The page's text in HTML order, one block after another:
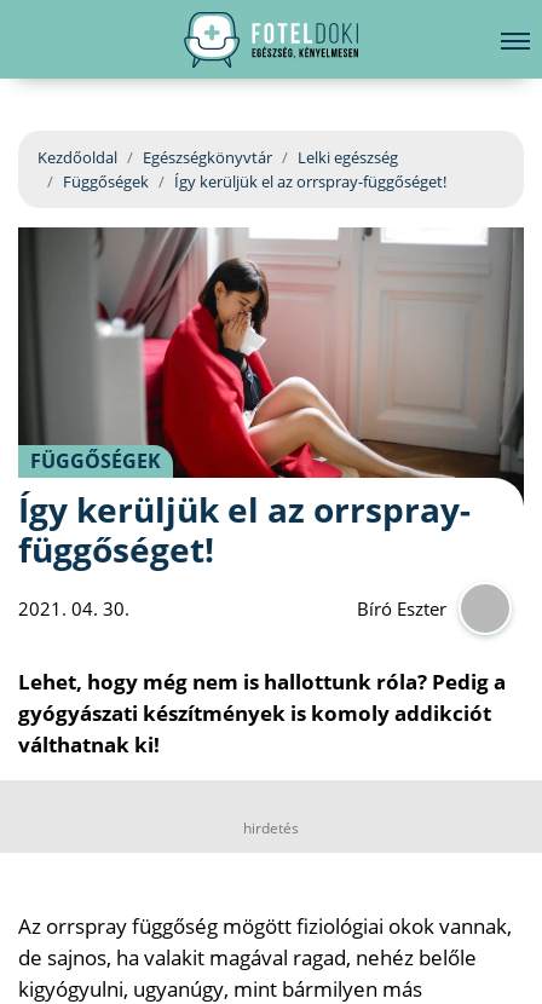
EGÉSZSÉGKÖNYVTÁR
BETEGSÉGKALAUZ
ÜGYELETKERESŐ
ORVOS VÁLASZOL
ORVOSKERESŐ
hirdetés
Kezdőoldal Egészségkönyvtár
Lelki egészség
Függőségek
Így kerüljük el az orrspray-függőséget!
FÜGGŐSÉGEK
Így kerüljük el az orrspray-
függőséget!
2021. 04. 30. Bíró Eszter
Lehet, hogy még nem is hallottunk róla? Pedig a
gyógyászati készítmények is komoly addikciót
válthatnak ki!
hirdetés
Az orrspray függőség mögött fiziológiai okok vannak,
de sajnos, ha valakit magával ragad, nehéz belőle
kigyógyulni, ugyanúgy, mint bármilyen más